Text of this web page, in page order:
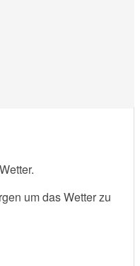
um das Wetter zu